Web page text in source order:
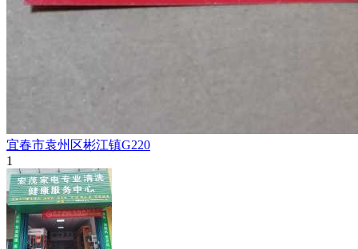
宜春市袁州区彬江镇G220
1